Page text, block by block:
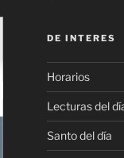
DE INTERES
Horarios
Lecturas del
Santo del día